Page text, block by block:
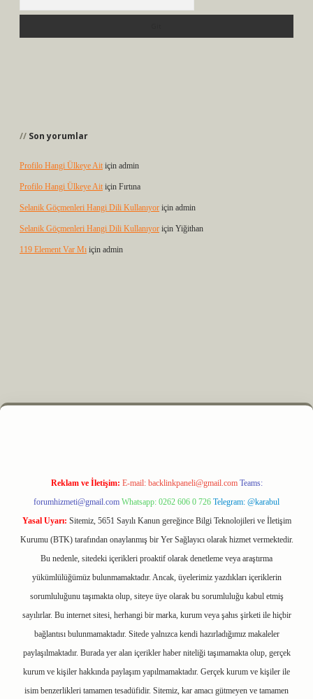
Son yorumlar
Profilo Hangi Ülkeye Ait için admin
Profilo Hangi Ülkeye Ait için Fırtına
Selanik Göçmenleri Hangi Dili Kullanıyor için admin
Selanik Göçmenleri Hangi Dili Kullanıyor için Yiğithan
119 Element Var Mı için admin
elexbet
Reklam ve İletişim: E-mail: backlinkpaneli@gmail.com Teams:
forumhizmeti@gmail.com Whatsapp: 0262 606 0 726 Telegram: @karabul
Yasal Uyarı: Sitemiz, 5651 Sayılı Kanun gereğince Bilgi Teknolojileri ve İletişim
Kurumu (BTK) tarafından onaylanmış bir Yer Sağlayıcı olarak hizmet vermektedir.
Bu nedenle, sitedeki içerikleri proaktif olarak denetleme veya araştırma
yükümlülüğümüz bulunmamaktadır. Ancak, üyelerimiz yazdıkları içeriklerin
sorumluluğunu taşımakta olup, siteye üye olarak bu sorumluluğu kabul etmiş
sayılırlar. Bu internet sitesi, herhangi bir marka, kurum veya şahıs şirketi ile hiçbir
bağlantısı bulunmamaktadır. Sitede yalnızca kendi hazırladığımız makaleler
paylaşılmaktadır. Burada yer alan içerikler haber niteliği taşımamakta olup, gerçek
kurum ve kişiler hakkında paylaşım yapılmamaktadır. Gerçek kurum ve kişiler ile
isim benzerlikleri tamamen tesadüfidir. Sitemiz, kar amacı gütmeyen ve tamamen